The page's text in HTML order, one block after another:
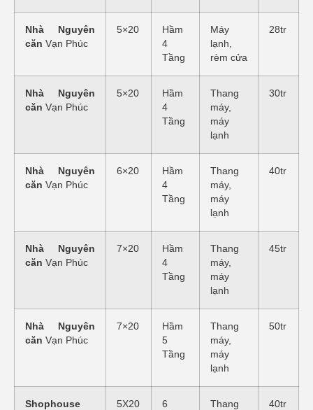
Nhà Nguyên
căn Vạn Phúc
5×20
Hầm
4
Tầng
Máy
lạnh,
rèm cửa
28tr
Nhà Nguyên
căn Vạn Phúc
5×20
Hầm
4
Tầng
Thang
máy,
máy
lạnh
30tr
Nhà Nguyên
căn Vạn Phúc
6×20
Hầm
4
Tầng
Thang
máy,
máy
lạnh
40tr
Nhà Nguyên
căn Vạn Phúc
7×20
Hầm
4
Tầng
Thang
máy,
máy
lạnh
45tr
Nhà Nguyên
căn Vạn Phúc
7×20
Hầm
5
Tầng
Thang
máy,
máy
lạnh
50tr
Shophouse
5X20
6
Thang
40tr